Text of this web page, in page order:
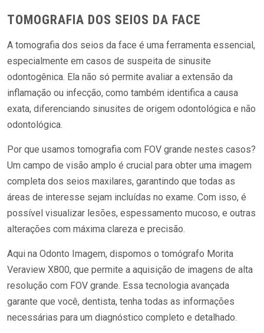
TOMOGRAFIA DOS SEIOS DA FACE
A tomografia dos seios da face é uma ferramenta essencial,
especialmente em casos de suspeita de sinusite
odontogênica. Ela não só permite avaliar a extensão da
inflamação ou infecção, como também identifica a causa
exata, diferenciando sinusites de origem odontológica e não
odontológica.
Por que usamos tomografia com FOV grande nestes casos?
Um campo de visão amplo é crucial para obter uma imagem
completa dos seios maxilares, garantindo que todas as
áreas de interesse sejam incluídas no exame. Com isso, é
possível visualizar lesões, espessamento mucoso, e outras
alterações com máxima clareza e precisão.
Aqui na Odonto Imagem, dispomos o tomógrafo Morita
Veraview X800, que permite a aquisição de imagens de alta
resolução com FOV grande. Essa tecnologia avançada
garante que você, dentista, tenha todas as informações
necessárias para um diagnóstico completo e detalhado.